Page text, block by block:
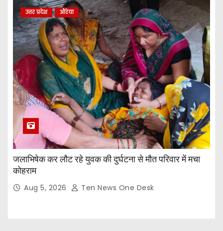
उत्तर प्रदेश औरेया
जलाभिषेक कर लौट रहे युवक की दुर्घटना से मौत परिवार में मचा
कोहराम
Aug 5, 2026 Ten News One Desk